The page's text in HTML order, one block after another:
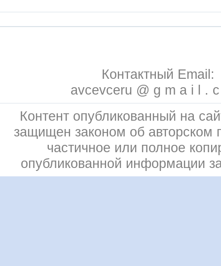
Контактный Email:
avcevceru @ g m a i l .
Контент опубликованный на
защищен законом об авторском
частичное или полное
опубликованной информации